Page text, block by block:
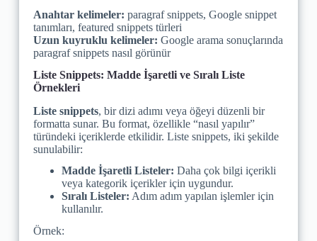
Anahtar kelimeler: paragraf snippets, Google snippet
tanımları, featured snippets türleri
Uzun kuyruklu kelimeler: Google arama sonuçlarında
paragraf snippets nasıl görünür
Liste Snippets: Madde İşaretli ve Sıralı Liste
Örnekleri
Liste snippets, bir dizi adımı veya öğeyi düzenli bir
formatta sunar. Bu format, özellikle “nasıl yapılır”
türündeki içeriklerde etkilidir. Liste snippets, iki şekilde
sunulabilir:
Madde İşaretli Listeler: Daha çok bilgi içerikli
veya kategorik içerikler için uygundur.
Sıralı Listeler: Adım adım yapılan işlemler için
kullanılır.
Örnek: